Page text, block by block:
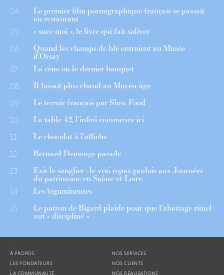
04 Le premier film pornographique français se passait
au restaurant
05 « suce moi », le livre qui fait saliver
06 Quand les champs de blé entraient au Musée
d’Orsay
07 La cène ou le dernier banquet
08 Il faisait plus chaud au Moyen-âge
09 Le terroir français par Slow Food
10 La table 42, l’infini commence ici
11 Le chocolat à l’affiche
12 Bernard Demenge parade
13 Exit le sanglier : le vrai repas gaulois aux Journées
du patrimoine en Saône-et-Loire
14 Les légumineuses
15 Le patron de Bigard plaide pour que l’abattage rituel
soit « discipliné »
À PROPOS
LES FONDATEURS
LA COMMUNAUTÉ
NOS SERVICES
NOS CLIENTS
NOS RÉALISATIONS